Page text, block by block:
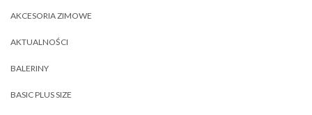
AKCESORIA ZIMOWE
AKTUALNOŚCI
BALERINY
BASIC PLUS SIZE